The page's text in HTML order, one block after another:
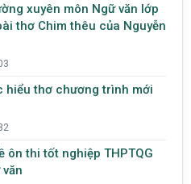
xuyên môn Ngữ văn lớp
thơ Chim thêu của Nguyễn
hiểu thơ chương trình mới
ôn thi tốt nghiệp THPTQG